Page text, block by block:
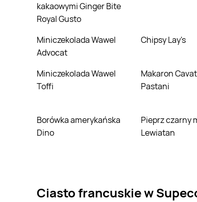
kakaowymi Ginger Bite
Royal Gusto
Miniczekolada Wawel
Advocat
Chipsy Lay's
Miniczekolada Wawel
Toffi
Makaron Cavatappi
Pastani
Borówka amerykańska
Dino
Pieprz czarny mielony
Lewiatan
ciasto francuskie w